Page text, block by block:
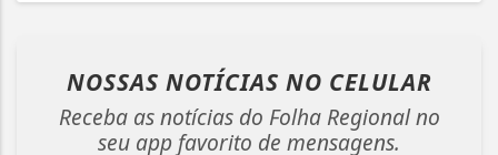
NOSSAS NOTÍCIAS NO CELULAR
Receba as notícias do Folha Regional no
seu app favorito de mensagens.